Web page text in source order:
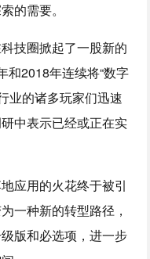
的需要。
技圈掀起了一股新的
和2018年连续将“数字
业的诸多玩家们迅速
中表示已经或正在实
应用的火花终于被引
一种新的转型路径，
版和必选项，进一步